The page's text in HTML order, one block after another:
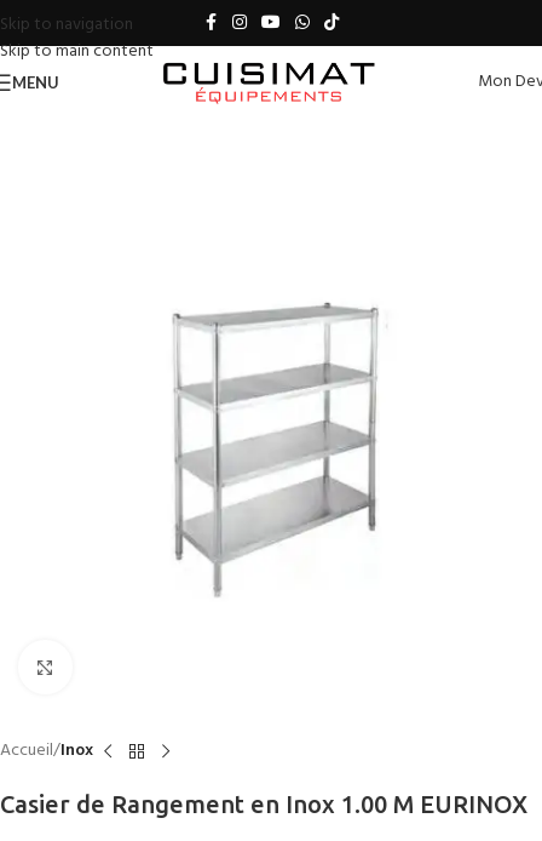
Skip to navigation
Skip to main content
MENU Mon
Accueil Inox
Casier de Rangement en Inox 1.00 M EURINOX